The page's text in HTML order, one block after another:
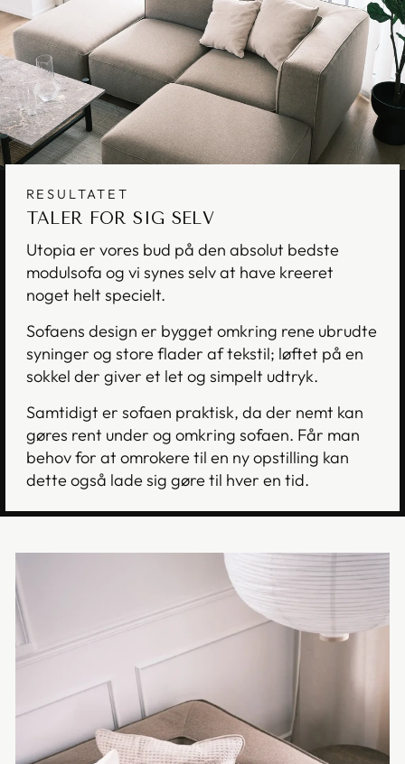
RESULTATET
TALER FOR SIG SELV
Utopia er vores bud på den absolut bedste
modulsofa og vi synes selv at have kreeret
noget helt specielt.
Sofaens design er bygget omkring rene ubrudte
syninger og store flader af tekstil; løftet på en
sokkel der giver et let og simpelt udtryk.
Samtidigt er sofaen praktisk, da der nemt kan
gøres rent under og omkring sofaen. Får man
behov for at omrokere til en ny opstilling kan
dette også lade sig gøre til hver en tid.